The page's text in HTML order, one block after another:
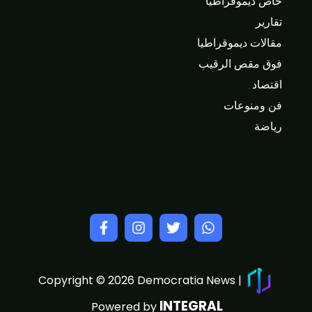
تقارير
مقالات ديموقراطيا
فوق مقص الرقيب
اقتصاد
فن ومنوعات
رياضة
Powered by INTEGRAL